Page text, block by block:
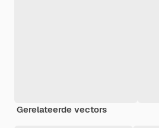
Gerelateerde vectors